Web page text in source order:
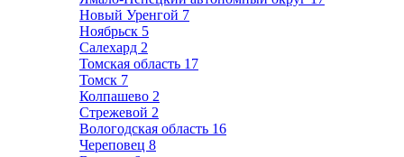
Новый Уренгой 7
Ноябрьск 5
Салехард 2
Томская область 17
Томск 7
Колпашево 2
Стрежевой 2
Вологодская область 16
Череповец 8